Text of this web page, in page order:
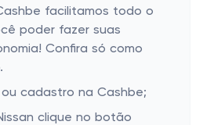
facilitamos todo o
poder fazer suas
Confira só como
ou cadastro na Cashbe;
clique no botão